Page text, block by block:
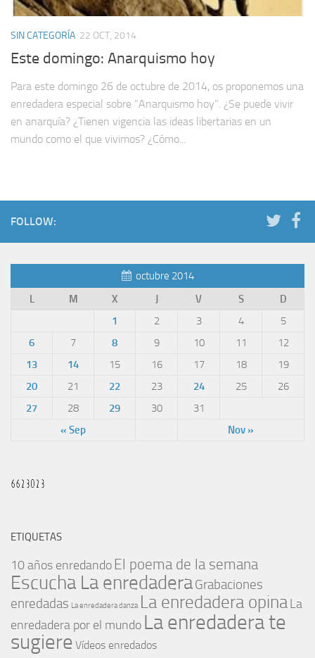
SIN CATEGORÍA 22 OCT, 2014
Este domingo: Anarquismo hoy
Para este domingo 26 de octubre de 2014, os proponemos una
enredadera especial sobre “Anarquismo hoy”. ¿Se puede vivir
en anarquía? ¿Tienen vigencia las ideas libertarias en un
mundo como el que vivimos? ¿Cómo...
FOLLOW:
octubre 2014
L
M X J V S D
« Sep Nov »
1 2 3 4
5
6
7 8 9 10 11
12
13
14 15 16 17 18
19
20
21 22 23 24 25
26
27
28 29 30 31
ETIQUETAS
10 años enredando El poema de la semana
Escucha La enredaderaGrabaciones
enredadas La enredadera danza La enredadera opina La
enredadera por el mundo La enredadera te
sugiere Vídeos enredados